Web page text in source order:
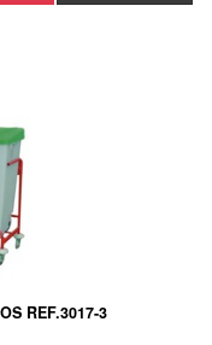
REF.3017-3